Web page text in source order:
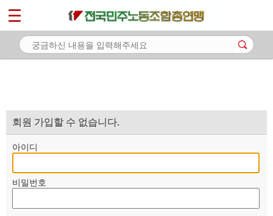
회원 가입할 수 없습니다.
아이디
비밀번호
마이페이지
소개
자료
부설기관